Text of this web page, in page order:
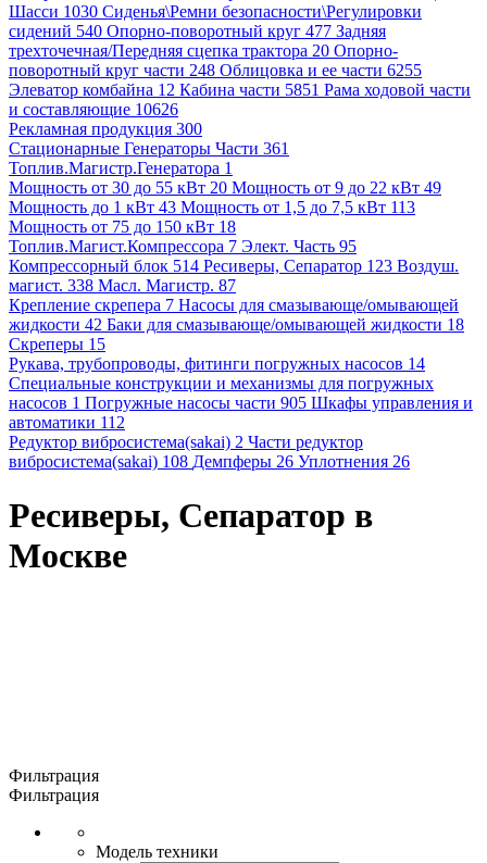
Шасси 1030 Сиденья\Ремни безопасности\Регулировки
сидений 540 Опорно-поворотный круг 477 Задняя
трехточечная/Передняя сцепка трактора 20 Опорно-
поворотный круг части 248 Облицовка и ее части 6255
Элеватор комбайна 12 Кабина части 5851 Рама ходовой части
и составляющие 10626
Рекламная продукция 300
Стационарные Генераторы Части 361
Топлив.Магистр.Генератора 1
Мощность от 30 до 55 кВт 20 Мощность от 9 до 22 кВт 49
Мощность до 1 кВт 43 Мощность от 1,5 до 7,5 кВт 113
Мощность от 75 до 150 кВт 18
Топлив.Магист.Компрессора 7 Элект. Часть 95
Компрессорный блок 514 Ресиверы, Сепаратор 123 Воздуш.
магист. 338 Масл. Магистр. 87
Крепление скрепера 7 Насосы для смазывающе/омывающей
жидкости 42 Баки для смазывающе/омывающей жидкости 18
Скреперы 15
Рукава, трубопроводы, фитинги погружных насосов 14
Специальные конструкции и механизмы для погружных
насосов 1 Погружные насосы части 905 Шкафы управления и
автоматики 112
Редуктор вибросистема(sakai) 2 Части редуктор
вибросистема(sakai) 108 Демпферы 26 Уплотнения 26
Ресиверы, Сепаратор в
Москве
Фильтрация
Фильтрация
Модель техники